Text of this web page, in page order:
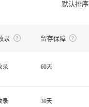
默认排序
录 留存保障
录 60天
录 30天